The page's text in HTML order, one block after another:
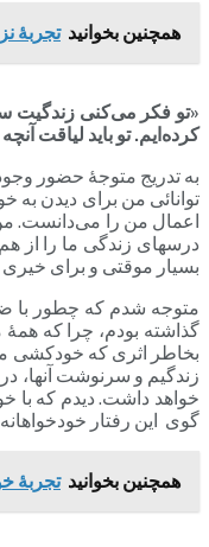
همچنین بخوانید تجربۀ
«تو فکر می‌کنی زندگیت
کرده‌ایم. تو باید لیاقت
به تدریج متوجۀ حضور
توانائی من برای دیدن به
اعمال من را می‌دانست.
درسهای زندگی ما را از
بسیار موقتی و برای خیری
متوجه شدم که چطور با
گذاشته بودم، چرا که
بخاطر اثری که خودکشی
زندگیم و سرنوشت آنها،
خواهد داشت. دیدم که با
گوی این رفتار
همچنین بخوانید تجربۀ